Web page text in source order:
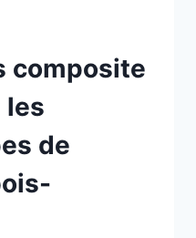
composite
les
de